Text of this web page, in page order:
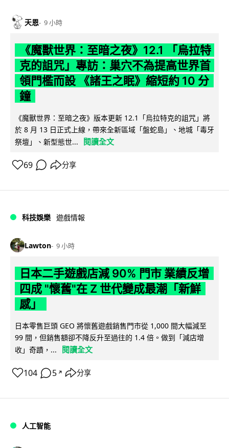
天恩 9 小時
《魔獸世界：至暗之夜》12.1 「烏拉特
克的詛咒」專訪：巢穴不為提高世界首
領門檻而設 《諸王之眠》縮短約 10 分
鐘
《魔獸世界：至暗之夜》版本更新 12.1「烏拉特克的詛咒」將
於 8 月 13 日正式上線，帶來全新區域「盤蛇島」、地城「毒牙
祭壇」、新型態世...
閱讀全文
69 分享
科技娛樂 遊戲情報
Lawton 9 小時
日本二手遊戲店減 90% 門市 業績反增
四成 "懷舊"在 Z 世代變成最潮「新鮮
感」
日本零售巨頭 GEO 將懷舊遊戲銷售門市從 1,000 間大幅減至
99 間，但銷售額卻不降反升至過往的 1.4 倍。做到「減店增
收」奇蹟，...
閱讀全文
104 5 ↗ 分享
人工智能